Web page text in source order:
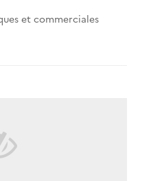
et commerciales